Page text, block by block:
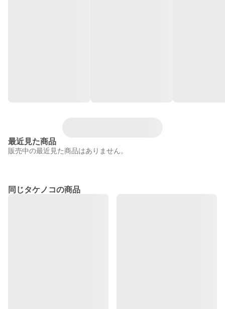
最近見た商品
販売中の最近見た商品はありません。
同じタケノコの商品